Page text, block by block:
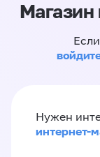
Магазин
Нужен
интернет-